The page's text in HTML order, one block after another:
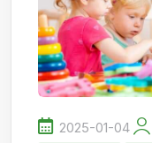
2025-01-04